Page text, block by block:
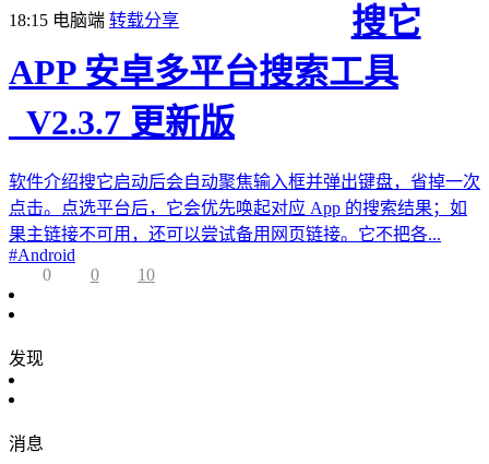
18:15 电脑端 转载分享
搜它
APP 安卓多平台搜索工具
_V2.3.7 更新版
软件介绍搜它启动后会自动聚焦输入框并弹出键盘，省掉一次
点击。点选平台后，它会优先唤起对应 App 的搜索结果；如
果主链接不可用，还可以尝试备用网页链接。它不把各...
#Android
0
0 10
发现
消息